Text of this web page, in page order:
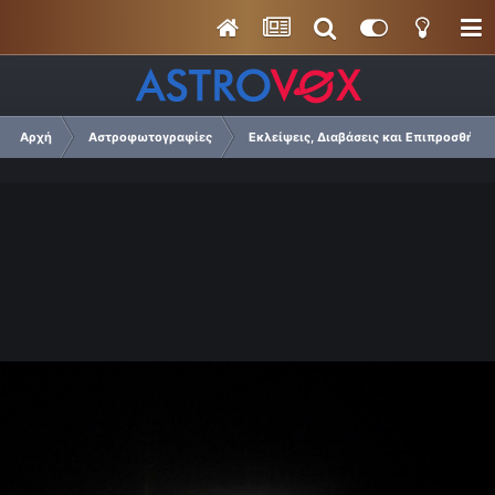
Αρχή Αστροφωτογραφίες Εκλείψεις, Διαβάσεις και